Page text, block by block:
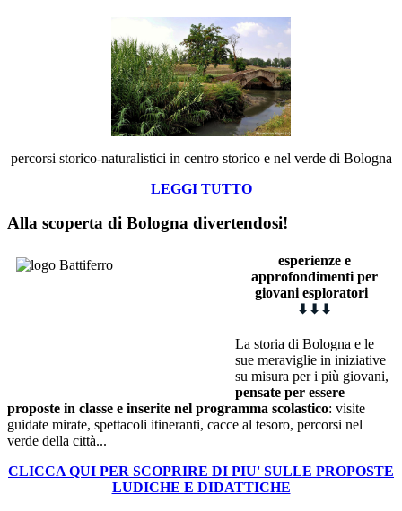
percorsi storico-naturalistici in centro storico e nel verde di Bologna
LEGGI TUTTO
Alla scoperta di Bologna divertendosi!
esperienze e
approfondimenti per
giovani esploratori
⬇ ⬇ ⬇
La storia di Bologna e le
sue meraviglie in iniziative
su misura per i più giovani,
pensate per essere
proposte in classe e inserite nel programma scolastico: visite
guidate mirate, spettacoli itineranti, cacce al tesoro, percorsi nel
verde della città...
CLICCA QUI PER SCOPRIRE DI PIU' SULLE PROPOSTE
LUDICHE E DIDATTICHE